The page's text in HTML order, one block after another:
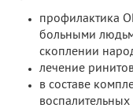
профилактика
больными
скоплении
лечение
в составе